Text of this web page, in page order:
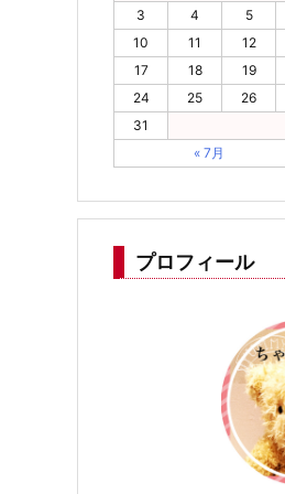
3
4 5
10
11 12
17
18 19
24
25 26
31
« 7月
プロフィール